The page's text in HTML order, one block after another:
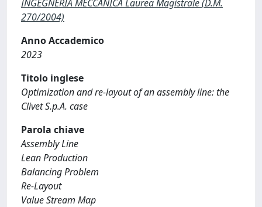
INGEGNERIA MECCANICA Laurea Magistrale (D.M.
270/2004)
Anno Accademico
2023
Titolo inglese
Optimization and re-layout of an assembly line: the
Clivet S.p.A. case
Parola chiave
Assembly Line
Lean Production
Balancing Problem
Re-Layout
Value Stream Map